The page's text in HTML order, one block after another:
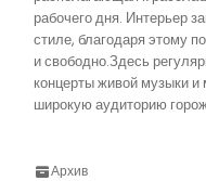
рабочего дня. Интерьер
стиле, благодаря этому
и свободно.Здесь
концерты живой музыки
широкую аудиторию
Архив